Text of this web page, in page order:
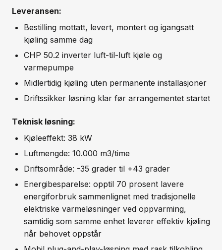
Leveransen:
Bestilling mottatt, levert, montert og igangsatt
kjøling samme dag
CHP 50.2 inverter luft-til-luft kjøle og
varmepumpe
Midlertidig kjøling uten permanente installasjoner
Driftssikker løsning klar før arrangementet startet
Teknisk løsning:
Kjøleeffekt: 38 kW
Luftmengde: 10.000 m3/time
Driftsområde: -35 grader til +43 grader
Energibesparelse: opptil 70 prosent lavere
energiforbruk sammenlignet med tradisjonelle
elektriske varmeløsninger ved oppvarming,
samtidig som samme enhet leverer effektiv kjøling
når behovet oppstår